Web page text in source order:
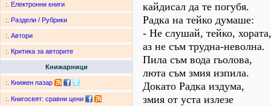
:. Електронни книги
:. Раздели / Рубрики
:. Автори
:. Критика за авторите
Книжарници
:. Книжен пазар
:. Книгосвят: сравни цени
кайдисал да те погубя.
Радка на тейко думаше:
- Не слушай, тейко, хората,
аз не съм трудна-неволна.
Пила съм вода гьолова,
люта съм змия изпила.
Докато Радка издума,
змия от уста излезе